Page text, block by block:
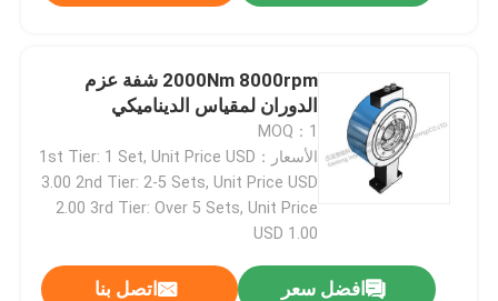
2000Nm 8000rpm شفة عزم
الدوران لمقياس الديناميكي
MOQ：1
الأسعار：1st Tier: 1 Set, Unit Price USD
3.00 2nd Tier: 2-5 Sets, Unit Price USD
2.00 3rd Tier: Over 5 Sets, Unit Price
USD 1.00
افضل سعر اتصل بنا